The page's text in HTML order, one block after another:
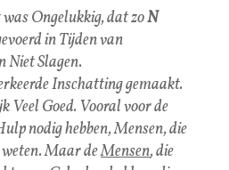
Ongelukkig, dat zoN
in Tijden van
Niet Slagen.
Inschatting gemaakt.
Veel Goed. Vooral voor de
nodig hebben, Mensen, die
weten. Maar deMensen, die